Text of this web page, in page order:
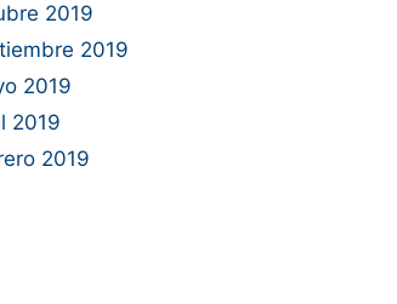
2019
2019
2019
2019
2019